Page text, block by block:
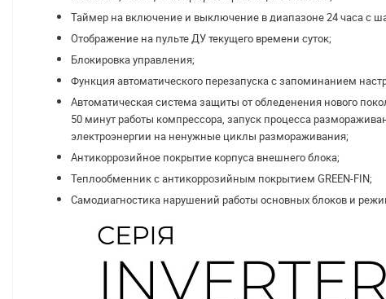
Таймер на включение и выключение в диапазоне 24 часа с
Отображение на пульте ДУ текущего времени суток;
Блокировка управления;
Функция автоматического перезапуска с запоминанием
Автоматическая система защиты от обледенения нового
50 минут работы компрессора, запуск процесса
электроэнергии на ненужные циклы размораживания;
Антикоррозийное покрытие корпуса внешнего блока;
Теплообменник с антикоррозийным покрытием GREEN-FIN;
Самодиагностика нарушений работы основных блоков и